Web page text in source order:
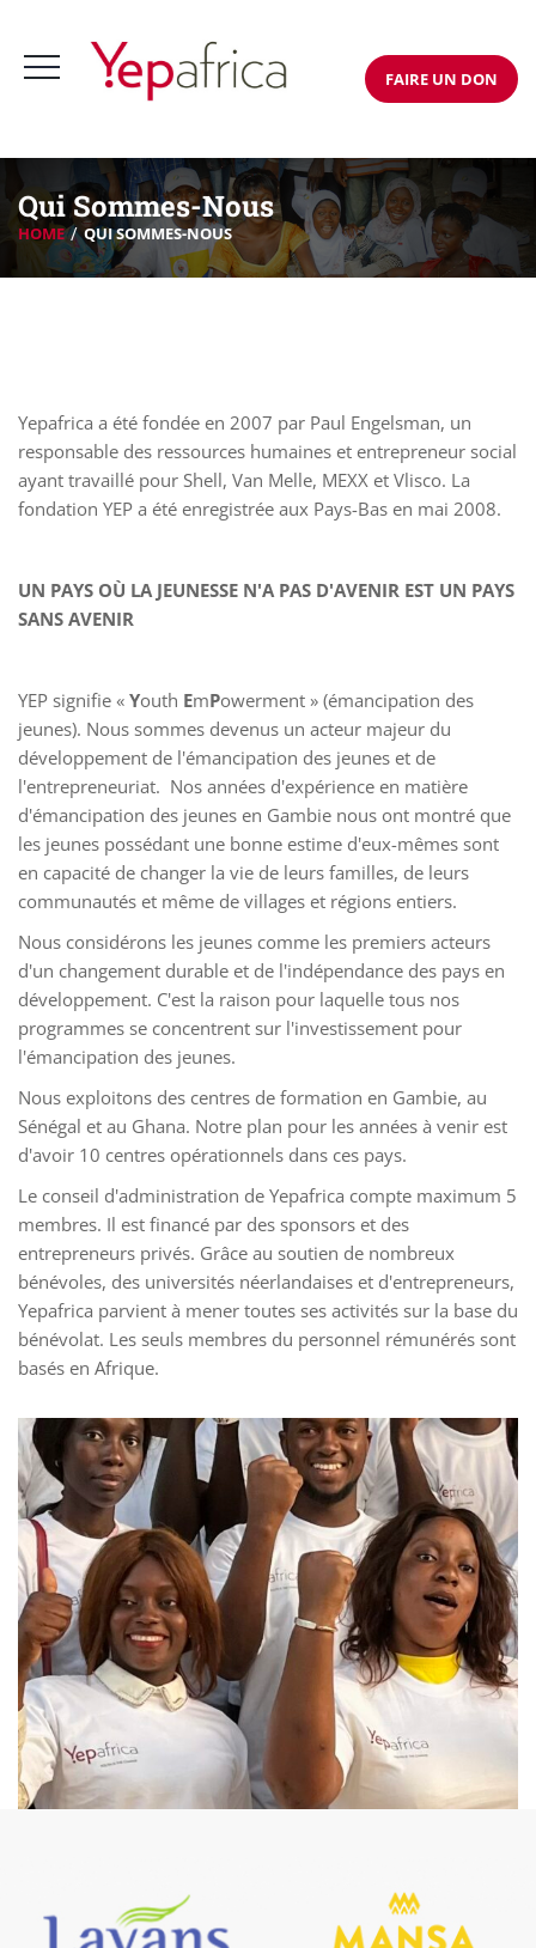
FAIRE UN DON
Qui Sommes-Nous
HOME QUI SOMMES-NOUS
Yepafrica a été fondée en 2007 par Paul Engelsman, un
responsable des ressources humaines et entrepreneur social
ayant travaillé pour Shell, Van Melle, MEXX et Vlisco. La
fondation YEP a été enregistrée aux Pays-Bas en mai 2008.
UN PAYS OÙ LA JEUNESSE N'A PAS D'AVENIR EST UN PAYS
SANS AVENIR
YEP signifie « Youth EmPowerment » (émancipation des
jeunes). Nous sommes devenus un acteur majeur du
développement de l'émancipation des jeunes et de
l'entrepreneuriat. Nos années d'expérience en matière
d'émancipation des jeunes en Gambie nous ont montré que
les jeunes possédant une bonne estime d'eux-mêmes sont
en capacité de changer la vie de leurs familles, de leurs
communautés et même de villages et régions entiers.
Nous considérons les jeunes comme les premiers acteurs
d'un changement durable et de l'indépendance des pays en
développement. C'est la raison pour laquelle tous nos
programmes se concentrent sur l'investissement pour
l'émancipation des jeunes.
Nous exploitons des centres de formation en Gambie, au
Sénégal et au Ghana. Notre plan pour les années à venir est
d'avoir 10 centres opérationnels dans ces pays.
Le conseil d'administration de Yepafrica compte maximum 5
membres. Il est financé par des sponsors et des
entrepreneurs privés. Grâce au soutien de nombreux
bénévoles, des universités néerlandaises et d'entrepreneurs,
Yepafrica parvient à mener toutes ses activités sur la base du
bénévolat. Les seuls membres du personnel rémunérés sont
basés en Afrique.